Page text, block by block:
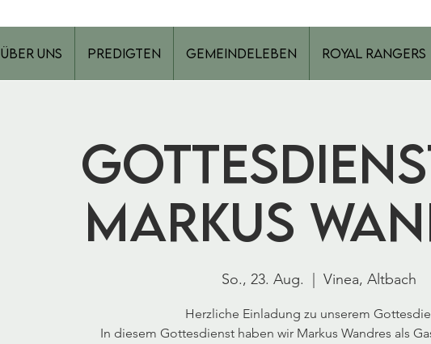
Über Uns Predigten Gemeindeleben Royal Rangers
Markus
So., 23. Aug. Vinea, Altbach
Herzliche Einladung zu unserem
In diesem Gottesdienst haben wir Markus Wandres als